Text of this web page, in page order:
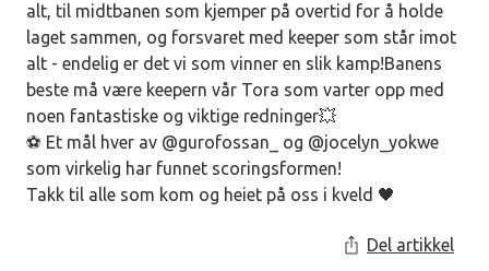
alt, til midtbanen som kjemper på overtid for å holde
laget sammen, og forsvaret med keeper som står imot
alt - endelig er det vi som vinner en slik kamp!Banens
beste må være keepern vår Tora som varter opp med
noen fantastiske og viktige redninger💥
⚽️ Et mål hver av @gurofossan_ og @jocelyn_yokwe
som virkelig har funnet scoringsformen!
Takk til alle som kom og heiet på oss i kveld 🖤
Del artikkel